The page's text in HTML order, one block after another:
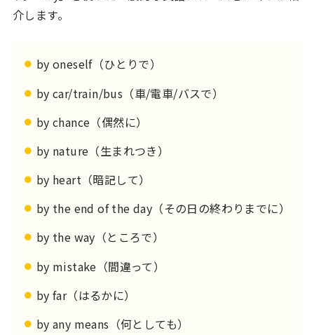
介します。
by oneself（ひとりで）
by car/train/bus（車/電車/バスで）
by chance（偶然に）
by nature（生まれつき）
by heart（暗記して）
by the end of the day（その日の終わりまでに）
by the way（ところで）
by mistake（間違って）
by far（はるかに）
by any means（何としても）